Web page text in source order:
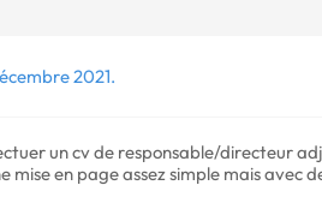
2021.
un cv de responsable/directeur
en page assez simple mais avec